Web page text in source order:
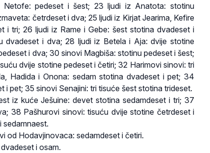
pedeset i šest; 23 ljudi iz Anatota: stotinu
četrdeset i dva; 25 ljudi iz Kirjat Jearima, Kefire
i tri; 26 ljudi iz Rame i Gebe: šest stotina dvadeset i
dvadeset i dva; 28 ljudi iz Betela i Aja: dvije stotine
i dva; 30 sinovi Magbiša: stotinu pedeset i šest;
dvije stotine pedeset i četiri; 32 Harimovi sinovi: tri
Hadida i Onona: sedam stotina dvadeset i pet; 34
i pet; 35 sinovi Senajini: tri tisuće šest stotina trideset.
iz kuće Ješuine: devet stotina sedamdeset i tri; 37
38 Pašhurovi sinovi: tisuću dvije stotine četrdeset i
sedamnaest.
od Hodavjinovaca: sedamdeset i četiri.
i osam.